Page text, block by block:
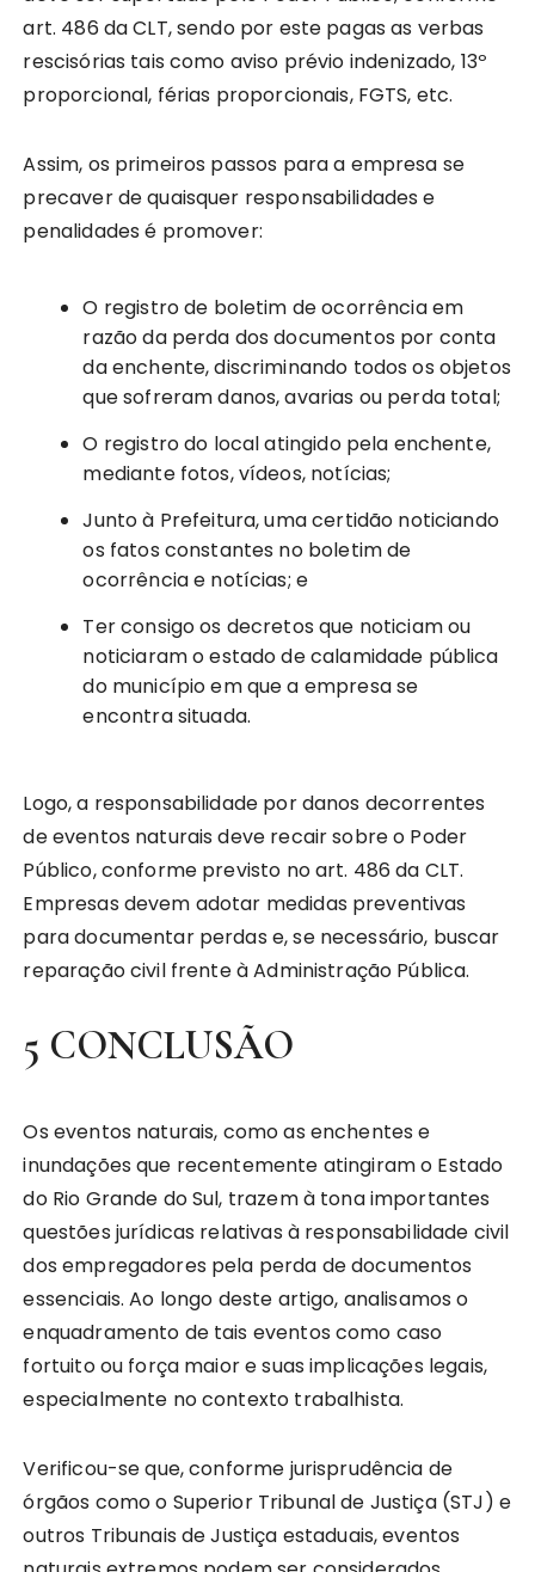
art. 486 da CLT, sendo por este pagas as verbas
rescisórias tais como aviso prévio indenizado, 13º
proporcional, férias proporcionais, FGTS, etc.
Assim, os primeiros passos para a empresa se
precaver de quaisquer responsabilidades e
penalidades é promover:
O registro de boletim de ocorrência em
razão da perda dos documentos por conta
da enchente, discriminando todos os objetos
que sofreram danos, avarias ou perda total;
O registro do local atingido pela enchente,
mediante fotos, vídeos, notícias;
Junto à Prefeitura, uma certidão noticiando
os fatos constantes no boletim de
ocorrência e notícias; e
Ter consigo os decretos que noticiam ou
noticiaram o estado de calamidade pública
do município em que a empresa se
encontra situada.
Logo, a responsabilidade por danos decorrentes
de eventos naturais deve recair sobre o Poder
Público, conforme previsto no art. 486 da CLT.
Empresas devem adotar medidas preventivas
para documentar perdas e, se necessário, buscar
reparação civil frente à Administração Pública.
5 CONCLUSÃO
Os eventos naturais, como as enchentes e
inundações que recentemente atingiram o Estado
do Rio Grande do Sul, trazem à tona importantes
questões jurídicas relativas à responsabilidade civil
dos empregadores pela perda de documentos
essenciais. Ao longo deste artigo, analisamos o
enquadramento de tais eventos como caso
fortuito ou força maior e suas implicações legais,
especialmente no contexto trabalhista.
Verificou-se que, conforme jurisprudência de
órgãos como o Superior Tribunal de Justiça (STJ) e
outros Tribunais de Justiça estaduais, eventos